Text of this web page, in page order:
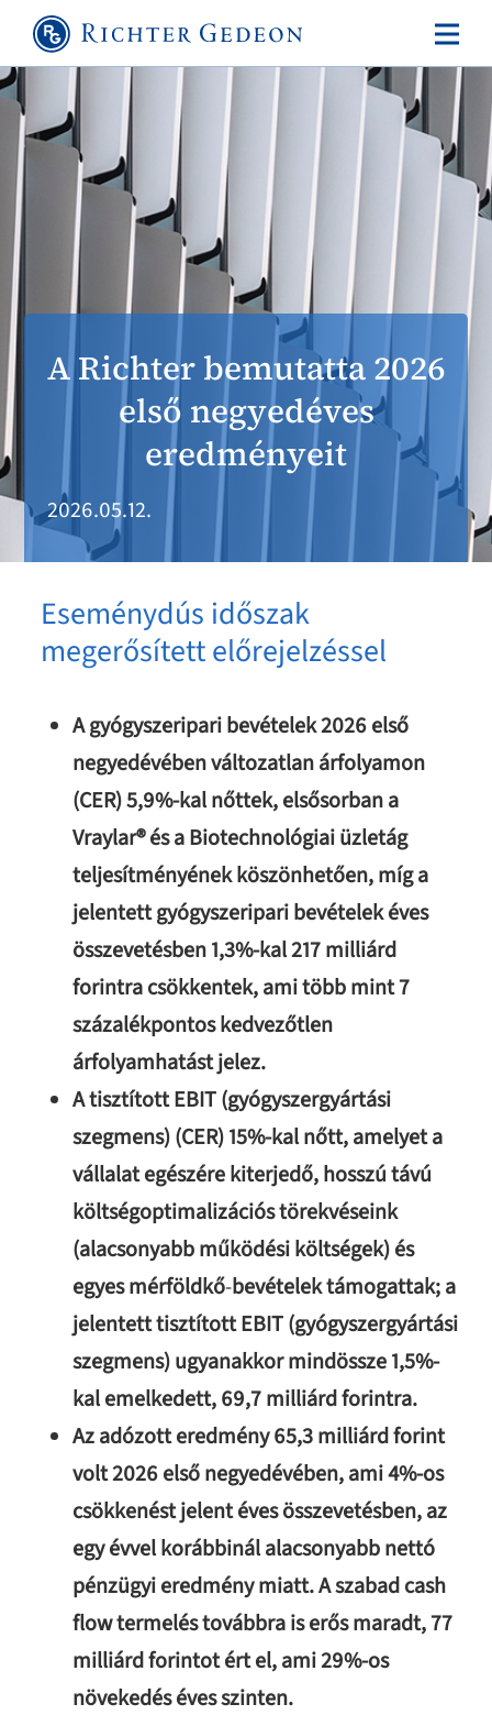
A Richter bemutatta 2026
első negyedéves
eredményeit
2026.05.12.
Eseménydús időszak
megerősített előrejelzéssel
A gyógyszeripari bevételek 2026 első
negyedévében változatlan árfolyamon
(CER) 5,9%-kal nőttek, elsősorban a
Vraylar® és a Biotechnológiai üzletág
teljesítményének köszönhetően, míg a
jelentett gyógyszeripari bevételek éves
összevetésben 1,3%-kal 217 milliárd
forintra csökkentek, ami több mint 7
százalékpontos kedvezőtlen
árfolyamhatást jelez.
A tisztított EBIT (gyógyszergyártási
szegmens) (CER) 15%-kal nőtt, amelyet a
vállalat egészére kiterjedő, hosszú távú
költségoptimalizációs törekvéseink
(alacsonyabb működési költségek) és
egyes mérföldkő‑bevételek támogattak; a
jelentett tisztított EBIT (gyógyszergyártási
szegmens) ugyanakkor mindössze 1,5%-
kal emelkedett, 69,7 milliárd forintra.
Az adózott eredmény 65,3 milliárd forint
volt 2026 első negyedévében, ami 4%-os
csökkenést jelent éves összevetésben, az
egy évvel korábbinál alacsonyabb nettó
pénzügyi eredmény miatt. A szabad cash
flow termelés továbbra is erős maradt, 77
milliárd forintot ért el, ami 29%-os
növekedés éves szinten.